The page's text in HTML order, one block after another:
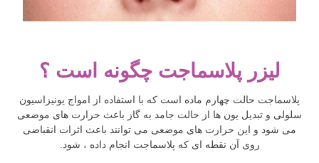
لیزر پلاسماجت چگونه است ؟
پلاسماجت حالت چهارم ماده است که با استفاده از امواج یونیزاسیون
سلولی و تبدیل یون ها از حالت جامد به گاز باعث حرارت های موضعی
می شود و این حرارت های موضعی می توانند باعث اثرات انقباضی
روی آن نقطه ای که پلاسماجت انجام داده ، شود.